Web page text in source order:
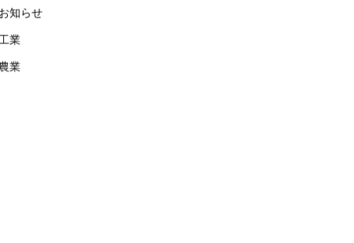
知らせ
業
業